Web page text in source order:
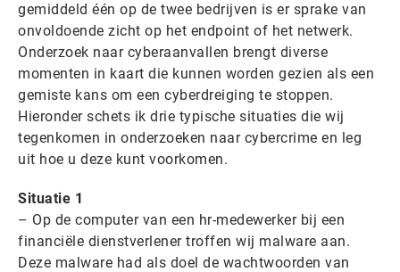
gemiddeld één op de twee bedrijven is er sprake van
onvoldoende zicht op het endpoint of het netwerk.
Onderzoek naar cyberaanvallen brengt diverse
momenten in kaart die kunnen worden gezien als een
gemiste kans om een cyberdreiging te stoppen.
Hieronder schets ik drie typische situaties die wij
tegenkomen in onderzoeken naar cybercrime en leg
uit hoe u deze kunt voorkomen.
Situatie 1
– Op de computer van een hr-medewerker bij een
financiële dienstverlener troffen wij malware aan.
Deze malware had als doel de wachtwoorden van